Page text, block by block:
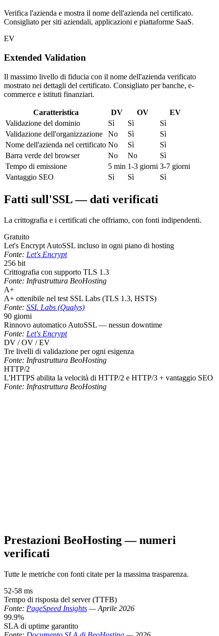
Verifica l'azienda e mostra il nome dell'azienda nel certificato.
Consigliato per siti aziendali, applicazioni e piattaforme SaaS.
EV
Extended Validation
Il massimo livello di fiducia con il nome dell'azienda verificato
mostrato nei dettagli del certificato. Consigliato per banche, e-
commerce e istituti finanziari.
Caratteristica DV OV
EV
Validazione del dominio
Sì Sì
Sì
Validazione dell'organizzazione
No Sì
Sì
Nome dell'azienda nel certificato No Sì
Sì
Barra verde del browser
No No
Sì
Tempo di emissione
5 min 1-3 giorni 3-7 giorni
Vantaggio SEO
Sì Sì Sì
Fatti sull'SSL — dati verificati
La crittografia e i certificati che offriamo, con fonti indipendenti.
Gratuito
Let's Encrypt AutoSSL incluso in ogni piano di hosting
Fonte: Let's Encrypt
256 bit
Crittografia con supporto TLS 1.3
Fonte: Infrastruttura BeoHosting
A+
A+ ottenibile nel test SSL Labs (TLS 1.3, HSTS)
Fonte: SSL Labs (Qualys)
90 giorni
Rinnovo automatico AutoSSL — nessun downtime
Fonte: Let's Encrypt
DV / OV / EV
Tre livelli di validazione per ogni esigenza
Fonte: Infrastruttura BeoHosting
HTTP/2
L'HTTPS abilita la velocità di HTTP/2 e HTTP/3 + vantaggio SEO
Fonte: Infrastruttura BeoHosting
Prestazioni BeoHosting — numeri
verificati
Tutte le metriche con fonti citate per la massima trasparenza.
52-58 ms
Tempo di risposta del server (TTFB)
Fonte: PageSpeed Insights —Aprile 2026
99.9%
SLA di uptime garantito